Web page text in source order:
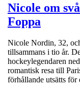
Nicole om
Foppa
Nicole Nordin, 32,
tillsammans i tio år.
hockeylegendaren
romantisk resa till
förhållande utsätts